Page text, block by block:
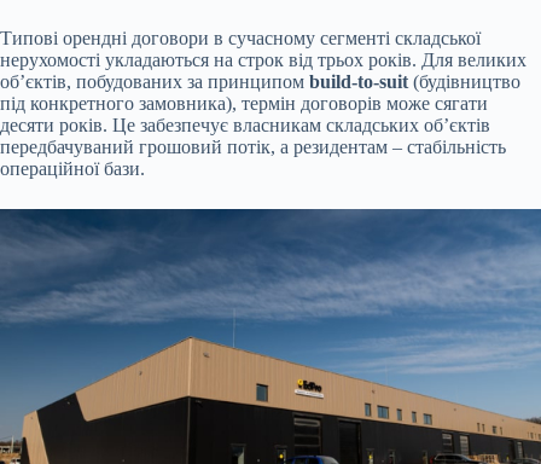
Типові орендні договори в сучасному сегменті складської
нерухомості укладаються на строк від трьох років. Для великих
об’єктів, побудованих за принципом build-to-suit (будівництво
під конкретного замовника), термін договорів може сягати
десяти років. Це забезпечує власникам складських об’єктів
передбачуваний грошовий потік, а резидентам – стабільність
операційної бази.